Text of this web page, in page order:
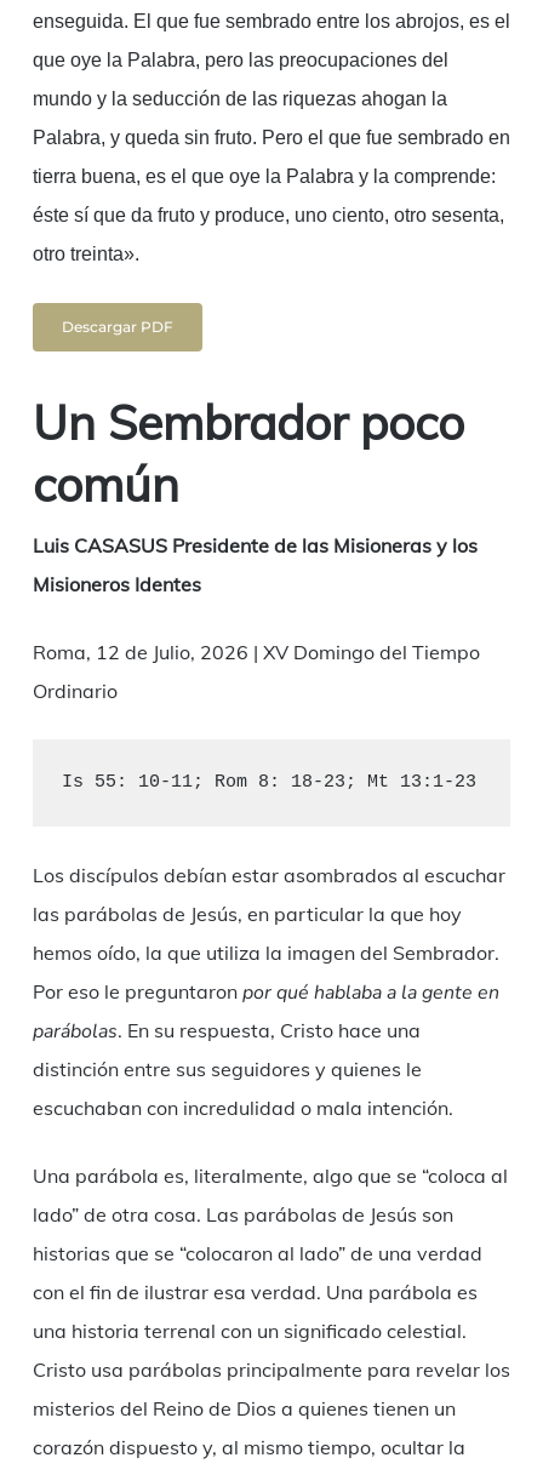
enseguida. El que fue sembrado entre los abrojos, es el
que oye la Palabra, pero las preocupaciones del
mundo y la seducción de las riquezas ahogan la
Palabra, y queda sin fruto. Pero el que fue sembrado en
tierra buena, es el que oye la Palabra y la comprende:
éste sí que da fruto y produce, uno ciento, otro sesenta,
otro treinta».
Descargar PDF
Un Sembrador poco
común
Luis CASASUS Presidente de las Misioneras y los
Misioneros Identes
Roma, 12 de Julio, 2026 | XV Domingo del Tiempo
Ordinario
Is 55: 10-11; Rom 8: 18-23; Mt 13:1-23
Los discípulos debían estar asombrados al escuchar
las parábolas de Jesús, en particular la que hoy
hemos oído, la que utiliza la imagen del Sembrador.
Por eso le preguntaron por qué hablaba a la gente en
parábolas. En su respuesta, Cristo hace una
distinción entre sus seguidores y quienes le
escuchaban con incredulidad o mala intención.
Una parábola es, literalmente, algo que se “coloca al
lado” de otra cosa. Las parábolas de Jesús son
historias que se “colocaron al lado” de una verdad
con el fin de ilustrar esa verdad. Una parábola es
una historia terrenal con un significado celestial.
Cristo usa parábolas principalmente para revelar los
misterios del Reino de Dios a quienes tienen un
corazón dispuesto y, al mismo tiempo, ocultar la